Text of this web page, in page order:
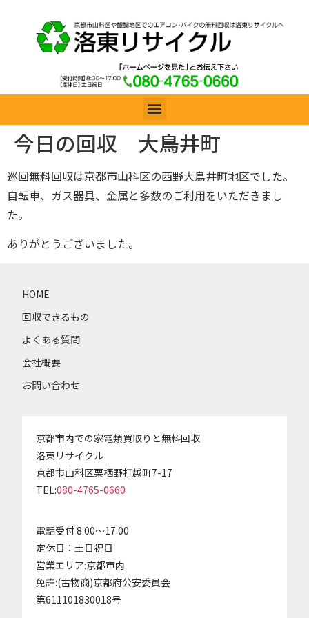
今日の回収 大鳥井町
巡回無料回収は京都市山科区の西野大鳥井町地区でした。
自転車、ガス器具、金属と多数のご利用をいただきまし
た。
ありがとうございました。
HOME
回収できるもの
よくある質問
会社概要
お問い合わせ
京都市内での家電類買取りと無料回収
洛東リサイクル
京都市山科区栗栖野打越町7-17
TEL:080-4765-0660
電話受付 8:00～17:00
定休日：土日祝日
営業エリア:京都市内
免許:(古物商)京都府公安委員会
第611101830018号